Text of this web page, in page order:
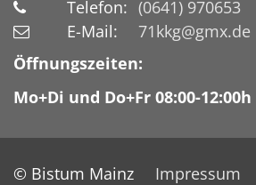
Telefon: (0641) 970653
E-Mail:
71kkg@gmx.de
Öffnungszeiten:
Mo+Di und Do+Fr 08:00-12:00h
© Bistum Mainz
Impressum